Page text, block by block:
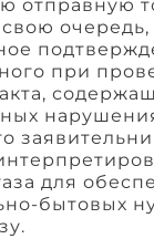
отправную
свою
при
для
бытовых